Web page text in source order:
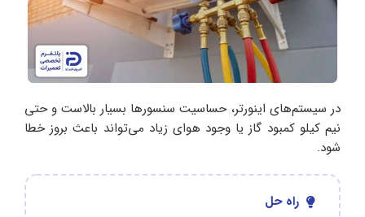
در سیستم‌های اینورتر، حساسیت سنسورها بسیار بالاست و حتی
نیم کیلو کمبود گاز یا وجود هوای زیاد می‌تواند باعث بروز خطا
شود.
راه حل